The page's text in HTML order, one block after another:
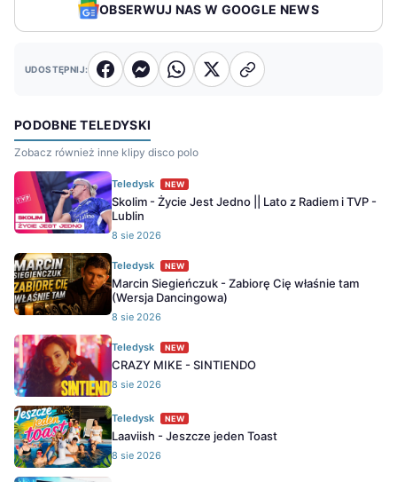
OBSERWUJ NAS W GOOGLE NEWS
UDOSTĘPNIJ:
PODOBNE TELEDYSKI
Zobacz również inne klipy disco polo
Teledysk NEW
Skolim - Życie Jest Jedno || Lato z Radiem i TVP -
Lublin
8 sie 2026
Teledysk NEW
Marcin Siegieńczuk - Zabiorę Cię właśnie tam
(Wersja Dancingowa)
8 sie 2026
Teledysk NEW
CRAZY MIKE - SINTIENDO
8 sie 2026
Teledysk NEW
Laaviish - Jeszcze jeden Toast
8 sie 2026